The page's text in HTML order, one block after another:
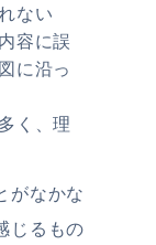
ない
容に誤
に沿っ
く、理
がなかな
じるもの